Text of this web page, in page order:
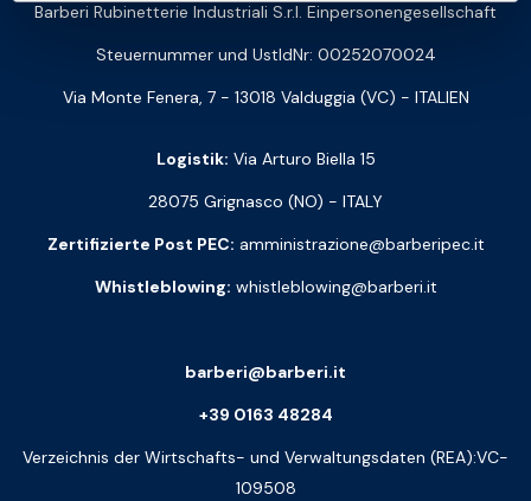
Barberi Rubinetterie Industriali S.r.l. Einpersonengesellschaft
Steuernummer und UstIdNr: 00252070024
Via Monte Fenera, 7 - 13018 Valduggia (VC) - ITALIEN
Logistik: Via Arturo Biella 15
28075 Grignasco (NO) - ITALY
Zertifizierte Post PEC: amministrazione@barberipec.it
Whistleblowing: whistleblowing@barberi.it
barberi@barberi.it
+39 0163 48284
Verzeichnis der Wirtschafts- und Verwaltungsdaten (REA):VC-
109508